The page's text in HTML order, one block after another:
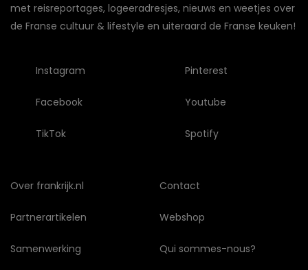
met reisreportages, logeeradresjes, nieuws en weetjes over
de Franse cultuur & lifestyle en uiteraard de Franse keuken!
Instagram
Facebook
TikTok
Pinterest
Youtube
Spotify
Over frankrijk.nl
Partnerartikelen
Samenwerking
Contact
Webshop
Qui sommes-nous?